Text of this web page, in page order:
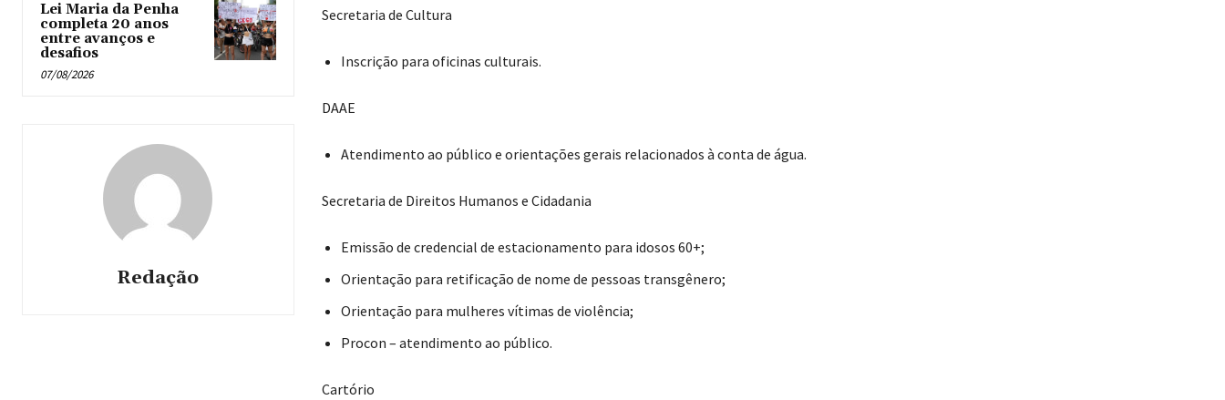
Lei Maria da Penha
completa 20 anos
entre avanços e
desafios
07/08/2026
Redação
Secretaria de Cultura
Inscrição para oficinas culturais.
DAAE
Atendimento ao público e orientações gerais relacionados à conta de água.
Secretaria de Direitos Humanos e Cidadania
Emissão de credencial de estacionamento para idosos 60+;
Orientação para retificação de nome de pessoas transgênero;
Orientação para mulheres vítimas de violência;
Procon – atendimento ao público.
Cartório